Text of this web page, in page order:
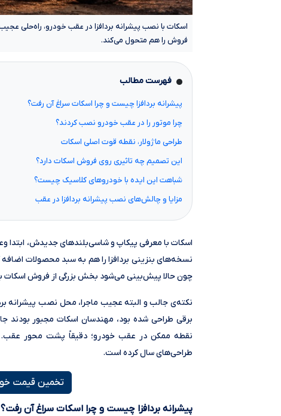
اسکات با نصب پیشرانه بردافزا در عقب خودرو، راه‌حلی
فروش را هم متحول می‌کند.
فهرست مطالب
پیشرانه بردافزا چیست و چرا اسکات سراغ آن رفت؟
چرا موتور را در عقب خودرو نصب کردند؟
طراحی ماژولار، نقطه قوت اصلی اسکات
این تصمیم چه تاثیری روی فروش اسکات دارد؟
شباهت این ایده با خودروهای کلاسیک چیست؟
مزایا و چالش‌های نصب پیشرانه بردافزا در عقب
اسکات با معرفی پیکاپ و شاسی‌بلندهای جدیدش، ابتدا
نسخه‌های بنزینی بردافزا را هم به سبد محصولات
چون حالا پیش‌بینی می‌شود بخش بزرگی از فروش اسکات
نکته‌ی جالب و البته عجیب ماجرا، محل نصب پیشرانه
برقی طراحی شده بود، مهندسان اسکات مجبور بودند
نقطه ممکن در عقب خودرو؛ دقیقاً پشت محور عقب.
طراحی‌های سال کرده است.
تخمین قیمت
پیشرانه بردافزا چیست و چرا اسکات سراغ آن رفت؟